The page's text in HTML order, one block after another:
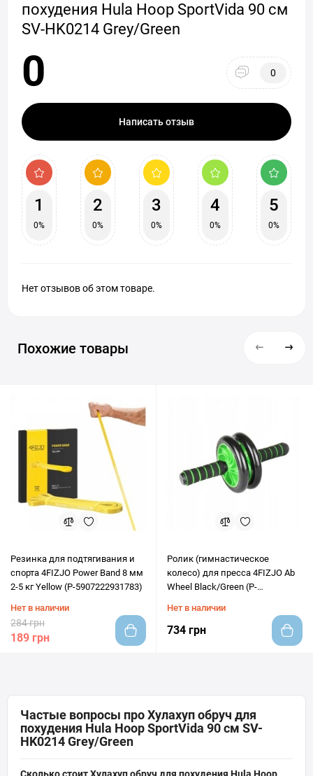
похудения Hula Hoop SportVida 90 см
SV-HK0214 Grey/Green
0 0
Написать отзыв
1
0%
2
0%
3
0%
4
0%
5
0%
Нет отзывов об этом товаре.
Похожие товары
Резинка для подтягивания и
спорта 4FIZJO Power Band 8 мм
2-5 кг Yellow (P-5907222931783)
Нет в наличии
284 грн
189 грн
Ролик (гимнастическое
колесо) для пресса 4FIZJO Ab
Wheel Black/Green (P-
Нет в наличии
734 грн
Частые вопросы про Хулахуп обруч для
похудения Hula Hoop SportVida 90 см SV-
HK0214 Grey/Green